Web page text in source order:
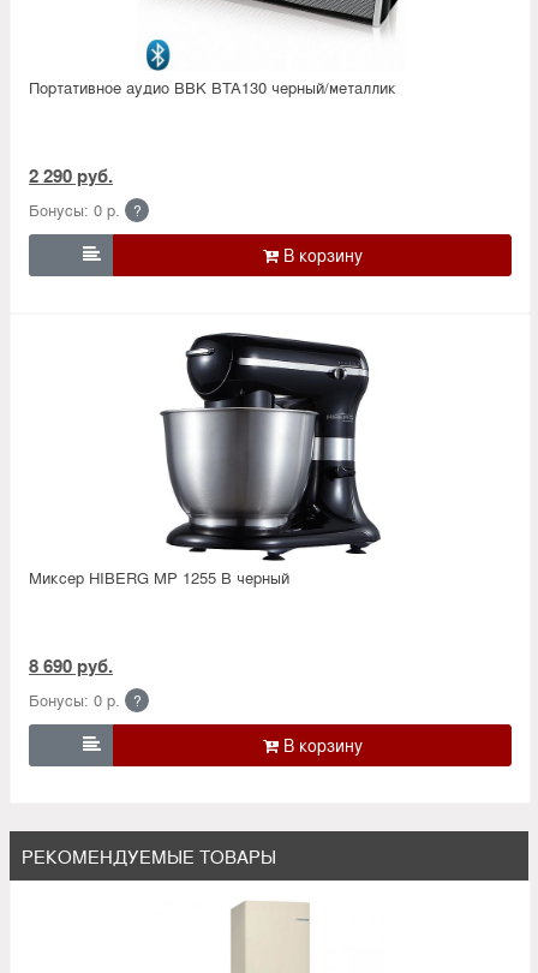
Портативное аудио BBK BTA130 черный/металлик
2 290 руб.
Бонусы: 0 р. ?

Миксер HIBERG MP 1255 B черный
8 690 руб.
Бонусы: 0 р. ?

РЕКОМЕНДУЕМЫЕ ТОВАРЫ